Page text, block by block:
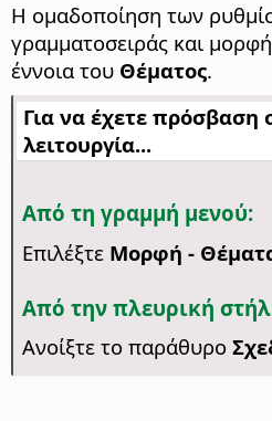
Η ομαδοποίηση των
γραμματοσειράς και
έννοια του Θέματος.
Για να έχετε πρόσβαση
λειτουργία...
Από τη γραμμή μενού:
Επιλέξτε Μορφή -
Από την πλευρική
Ανοίξτε το παράθυρο